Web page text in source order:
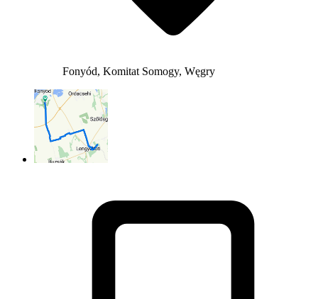
Fonyód, Komitat Somogy, Węgry